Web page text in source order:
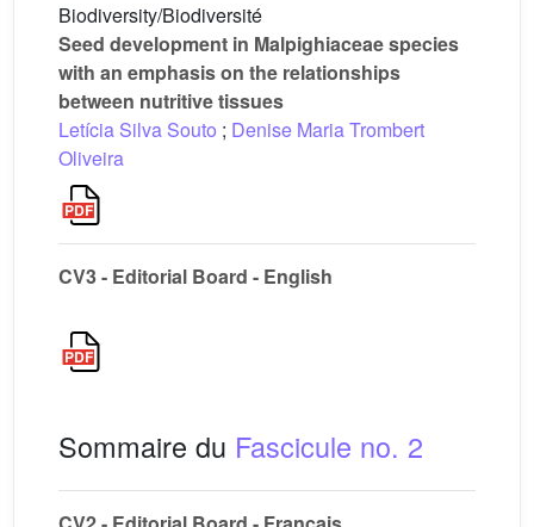
Biodiversity/Biodiversité
Seed development in Malpighiaceae species
with an emphasis on the relationships
between nutritive tissues
Letícia Silva Souto ; Denise Maria Trombert
Oliveira
CV3 - Editorial Board - English
Sommaire du Fascicule no. 2